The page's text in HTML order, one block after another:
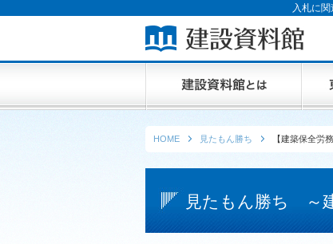
入札に
HOME 見たもん勝ち 【建築保全労
見たもん勝ち ～